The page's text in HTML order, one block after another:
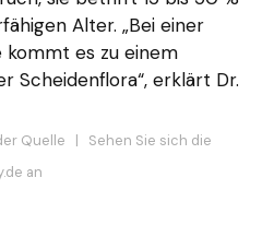
Alter. „Bei einer
kommt es zu einem
Scheidenflora“, erklärt Dr.
Quelle | Sehen Sie sich die
an